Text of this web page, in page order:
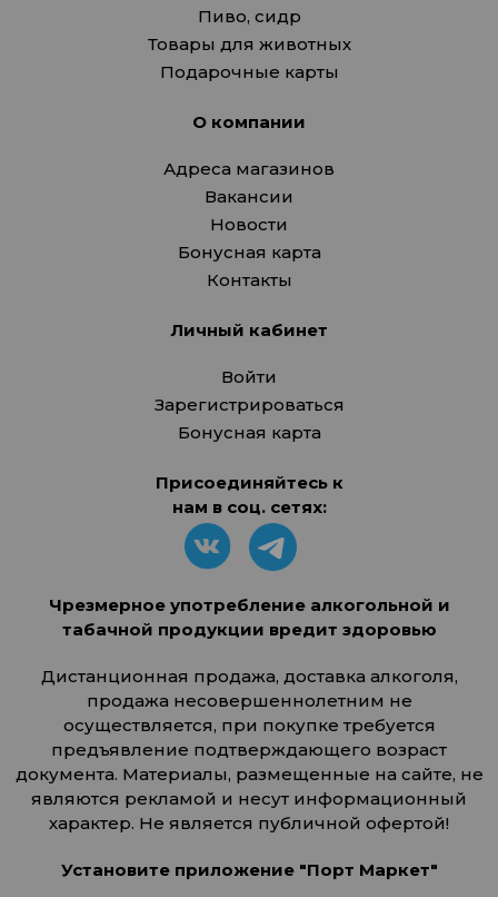
Пиво, сидр
Товары для животных
Подарочные карты
О компании
Адреса магазинов
Вакансии
Новости
Бонусная карта
Контакты
Личный кабинет
Войти
Зарегистрироваться
Бонусная карта
Присоединяйтесь к
нам в соц. сетях:
Чрезмерное употребление алкогольной и
табачной продукции вредит здоровью
Дистанционная продажа, доставка алкоголя,
продажа несовершеннолетним не
осуществляется, при покупке требуется
предъявление подтверждающего возраст
документа. Материалы, размещенные на сайте, не
являются рекламой и несут информационный
характер. Не является публичной офертой!
Установите приложение "Порт Маркет"